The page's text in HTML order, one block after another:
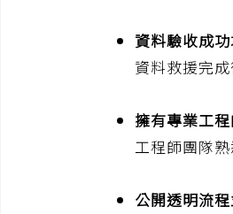
資料驗收成
資料救援完
擁有專業工
工程師團隊
公開透明流